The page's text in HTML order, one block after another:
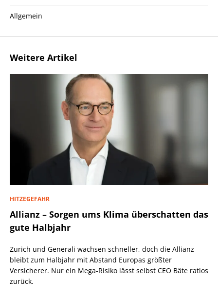
Allgemein
Weitere Artikel
HITZEGEFAHR
Allianz – Sorgen ums Klima überschatten das
gute Halbjahr
Zurich und Generali wachsen schneller, doch die Allianz
bleibt zum Halbjahr mit Abstand Europas größter
Versicherer. Nur ein Mega-Risiko lässt selbst CEO Bäte ratlos
zurück.